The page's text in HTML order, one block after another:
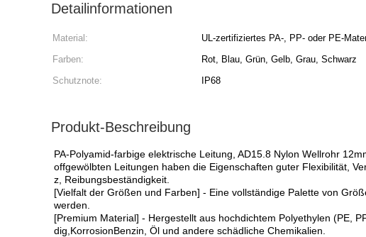
Detailinformationen
Material: UL-zertifiziertes PA-, PP- oder PE-
Farben:
Rot, Blau, Grün, Gelb, Grau, Schwarz
Schutznote:
IP68
Produkt-Beschreibung
PA-Polyamid-farbige elektrische Leitung, AD15.8 Nylon Wellrohr
offgewölbten Leitungen haben die Eigenschaften guter Flexibilität,
z, Reibungsbeständigkeit.
[Vielfalt der Größen und Farben] - Eine vollständige Palette von
werden.
[Premium Material] - Hergestellt aus hochdichtem Polyethylen (PE,
dig,KorrosionBenzin, Öl und andere schädliche Chemikalien.